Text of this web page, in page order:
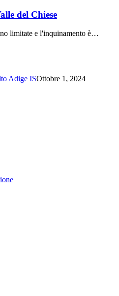
del Chiese
limitate e l'inquinamento è…
Adige ISOttobre 1, 2024